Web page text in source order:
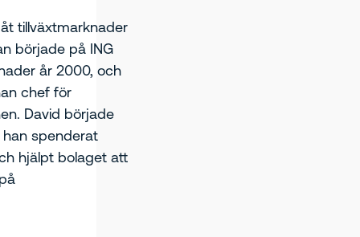
tillväxtmarknader
började på ING
år 2000, och
chef för
David började
spenderat
hjälpt bolaget att